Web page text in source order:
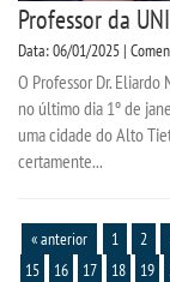
Professor da
Data: 06/01/2025 |
O Professor Dr. Eliardo
no último dia 1º de
uma cidade do Alto
certamente...
« anterior 1 2
15
16 17 18 19